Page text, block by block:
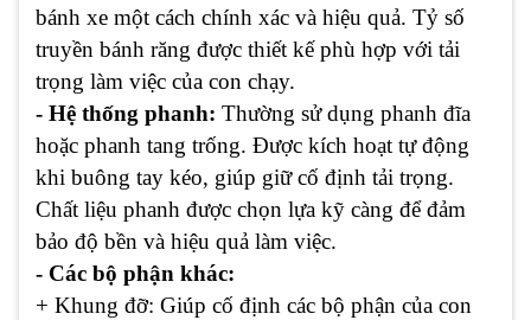
bánh xe một cách chính xác và hiệu quả. Tỷ số
truyền bánh răng được thiết kế phù hợp với tải
trọng làm việc của con chạy.
- Hệ thống phanh: Thường sử dụng phanh đĩa
hoặc phanh tang trống. Được kích hoạt tự động
khi buông tay kéo, giúp giữ cố định tải trọng.
Chất liệu phanh được chọn lựa kỹ càng để đảm
bảo độ bền và hiệu quả làm việc.
- Các bộ phận khác:
+ Khung đỡ: Giúp cố định các bộ phận của con